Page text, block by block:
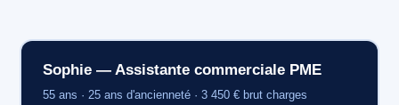
Sophie — Assistante commerciale PME
55 ans · 25 ans d'ancienneté · 3 450 € brut charges